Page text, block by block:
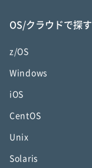
OS/クラウドで探す
z/OS
Windows
iOS
CentOS
Unix
Solaris